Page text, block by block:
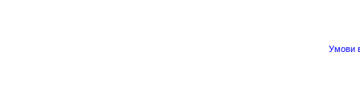
Умови